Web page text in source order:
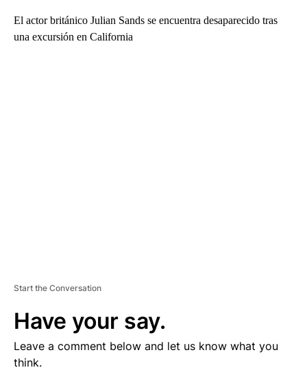
El actor británico Julian Sands se encuentra desaparecido tras
una excursión en California
Start the Conversation
Have your say.
Leave a comment below and let us know what you
think.